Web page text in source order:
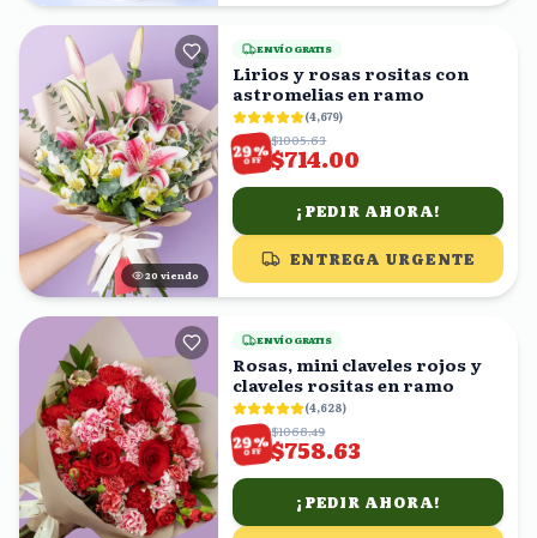
21 viendo
ENVÍO GRATIS
Lirios y rosas rositas con
astromelias en ramo
(4,679)
29%
OFF
$1005.63
$714.00
¡PEDIR AHORA!
ENTREGA URGENTE
ENVÍO GRATIS
Rosas, mini claveles rojos y
claveles rositas en ramo
(4,628)
29%
OFF
$1068.49
$758.63
¡PEDIR AHORA!